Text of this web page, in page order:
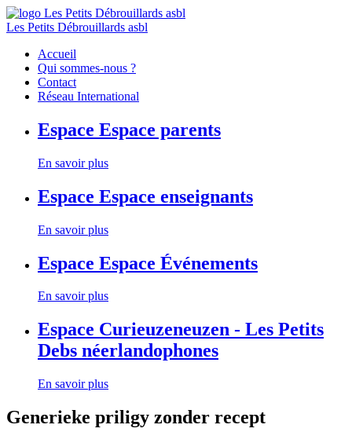
Les Petits Débrouillards asbl
Accueil
Qui sommes-nous ?
Contact
Réseau International
Espace Espace parents
En savoir plus
Espace Espace enseignants
En savoir plus
Espace Espace Événements
En savoir plus
Espace Curieuzeneuzen - Les Petits
Debs néerlandophones
En savoir plus
Generieke priligy zonder recept